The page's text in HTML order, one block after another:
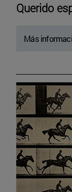
Querido
Más